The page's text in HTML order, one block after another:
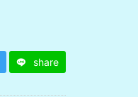
share